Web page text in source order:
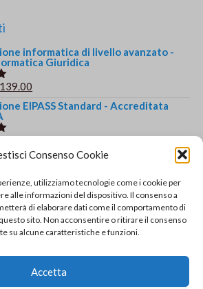
Consenso Cookie
utilizziamo tecnologie come i cookie per
alle informazioni del dispositivo. Il consenso a
di elaborare dati come il comportamento di
sito. Non acconsentire o ritirare il consenso
su alcune caratteristiche e funzioni.
Accetta
informatica di livello avanzato -
Giuridica
139.00
prezzo
è:
€139.00.
EIPASS Standard - Accreditata
179.00Il
prezzo
è:
€179.00.
informatica di livello avanzato -
139.00Il
prezzo
attuale
€139.00.
EIPASS Esperto in Bullismo e
attuale
Dattilografia